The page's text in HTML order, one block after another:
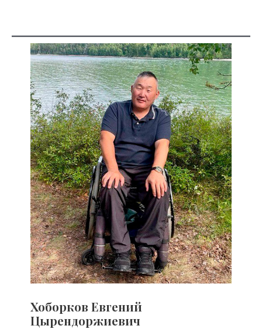
Хоборков Евгений
Цырендоржиевич